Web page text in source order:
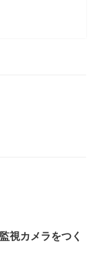
視カメラをつく